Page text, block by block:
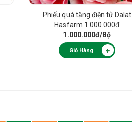
Phiếu quà tặng điện tử Dalat
Hasfarm 1.000.000đ
1.000.000đ/Bộ
Giỏ Hàng